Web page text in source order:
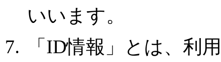
いいます。
「ID情報」とは、利